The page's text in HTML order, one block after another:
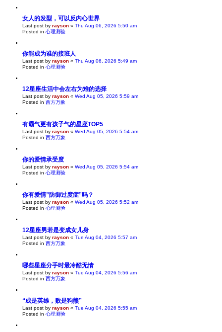
女人的发型，可以反内心世界
Last post by rayson « Thu Aug 06, 2026 5:50 am
Posted in 心理测验
你能成为谁的接班人
Last post by rayson « Thu Aug 06, 2026 5:49 am
Posted in 心理测验
12星座生活中会左右为难的选择
Last post by rayson « Wed Aug 05, 2026 5:59 am
Posted in 西方万象
有霸气更有孩子气的星座TOP5
Last post by rayson « Wed Aug 05, 2026 5:54 am
Posted in 西方万象
你的爱情承受度
Last post by rayson « Wed Aug 05, 2026 5:54 am
Posted in 心理测验
你有爱情”防御过度症”吗？
Last post by rayson « Wed Aug 05, 2026 5:52 am
Posted in 心理测验
12星座男若是变成女儿身
Last post by rayson « Tue Aug 04, 2026 5:57 am
Posted in 西方万象
哪些星座分手时最冷酷无情
Last post by rayson « Tue Aug 04, 2026 5:56 am
Posted in 西方万象
“成是英雄，败是狗熊”
Last post by rayson « Tue Aug 04, 2026 5:55 am
Posted in 心理测验